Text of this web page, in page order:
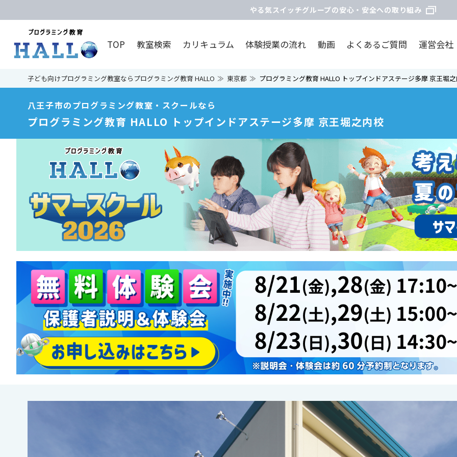
やる気スイッチグループの安心・安全への取り組み
TOP 教室検索 カリキュラム 体験授業の流れ 動画 よくあるご質問 運営会社
子ども向けプログラミング教室ならプログラミング教育 HALLO 東京都 プログラミング教育 HALLO トップインドアステージ多摩 京王堀
八王子市のプログラミング教室・スクールなら
プログラミング教育 HALLO トップインドアステージ多摩 京王堀之内校